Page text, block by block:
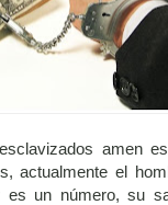
amen
actualmente el
es un número, su